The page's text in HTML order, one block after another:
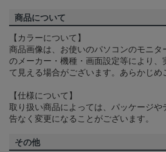
商品について
【カラーについて】
商品画像は、お使いのパソコンのモニタ
のメーカー・機種・画面設定等により、
て見える場合がございます。あらかじめ
【仕様について】
取り扱い商品によっては、パッケージや
告なく変更になることがございます。
その他